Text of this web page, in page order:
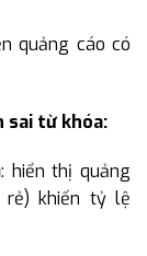
quảng cáo có
sai từ khóa:
hiển thị quảng
rẻ) khiến tỷ lệ